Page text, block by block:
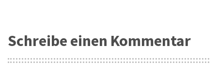
Schreibe einen Kommentar